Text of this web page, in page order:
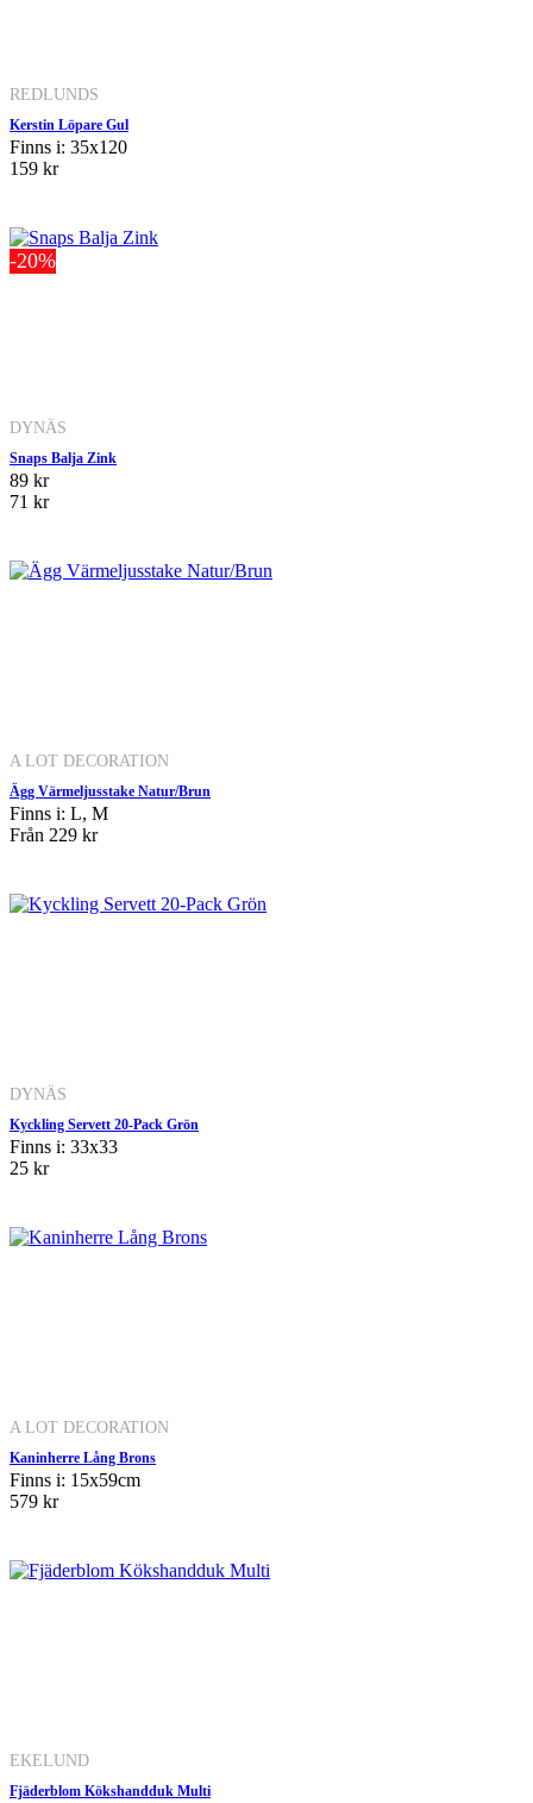
REDLUNDS
Kerstin Löpare Gul
Finns i: 35x120
159 kr
-20%
DYNÄS
Snaps Balja Zink
89 kr
71 kr
A LOT DECORATION
Ägg Värmeljusstake Natur/Brun
Finns i: L, M
Från 229 kr
DYNÄS
Kyckling Servett 20-Pack Grön
Finns i: 33x33
25 kr
A LOT DECORATION
Kaninherre Lång Brons
Finns i: 15x59cm
579 kr
EKELUND
Fjäderblom Kökshandduk Multi